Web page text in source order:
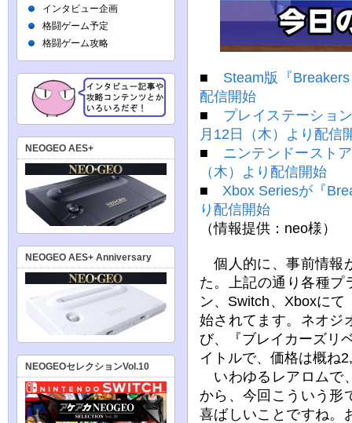
■ Steam版『
配信開始
■ プレイステーショ
月12日（木）より配信
■ ニンテンドースト
（木）より配信開始
■ Xbox Seriesが『
り配信開始
（情報提供：neo様）
個人的に、事前情報
た。上記の通り各種プ
ン、Switch、Xboxに
始されてます。ネオジ
び、『ブレイカーズリ
イトルで、価格は概ね
いわゆるレアロムで
から、今回こういう形
喜ばしいことですね。
インタビュー企画
格闘ゲーム予定
格闘ゲーム攻略
NEOGEO AES+
NEOGEO AES+ Anniversary
NEOGEOセレクションVol.10